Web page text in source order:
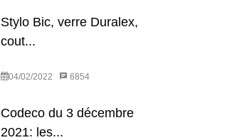
Stylo Bic, verre Duralex,
cout...
04/02/2022 6854
Codeco du 3 décembre
2021: les...